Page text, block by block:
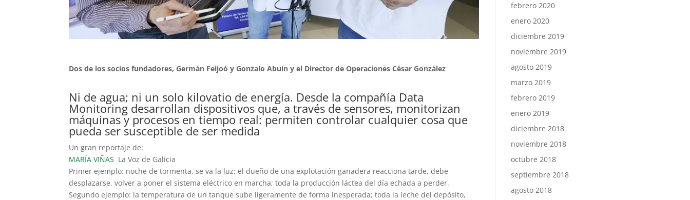
Dos de los socios fundadores, Germán Feijoó y Gonzalo Abuín y el Director de Operaciones César González
Ni de agua; ni un solo kilovatio de energía. Desde la compañía Data
Monitoring desarrollan dispositivos que, a través de sensores, monitorizan
máquinas y procesos en tiempo real: permiten controlar cualquier cosa que
pueda ser susceptible de ser medida
Un gran reportaje de:
MARÍA VIÑAS La Voz de Galicia
Primer ejemplo: noche de tormenta, se va la luz; el dueño de una explotación ganadera reacciona tarde, debe
desplazarse, volver a poner el sistema eléctrico en marcha; toda la producción láctea del día echada a perder.
Segundo ejemplo: la temperatura de un tanque sube ligeramente de forma inesperada; toda la leche del depósito,
febrero 2020
enero 2020
diciembre 2019
noviembre 2019
agosto 2019
marzo 2019
febrero 2019
enero 2019
diciembre 2018
noviembre 2018
octubre 2018
septiembre 2018
agosto 2018